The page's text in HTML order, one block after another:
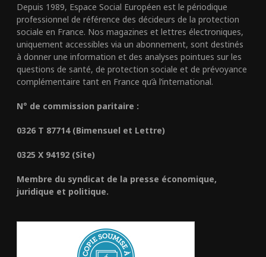
Depuis 1989, Espace Social Européen est le périodique
professionnel de référence des décideurs de la protection
sociale en France. Nos magazines et lettres électroniques,
uniquement accessibles via un abonnement, sont destinés
à donner une information et des analyses pointues sur les
questions de santé, de protection sociale et de prévoyance
complémentaire tant en France qu’à l’international.
N° de commission paritaire :
0326 T 87714 (Bimensuel et Lettre)
0325 X 94192 (Site)
Membre du syndicat de la presse économique,
juridique et politique.